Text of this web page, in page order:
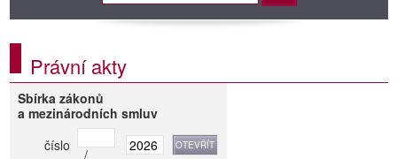
Právní akty
Sbírka zákonů
a mezinárodních smluv
číslo
/